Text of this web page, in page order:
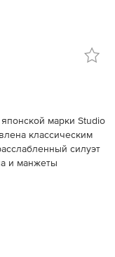
марки Studio
классическим
силуэт
и манжеты